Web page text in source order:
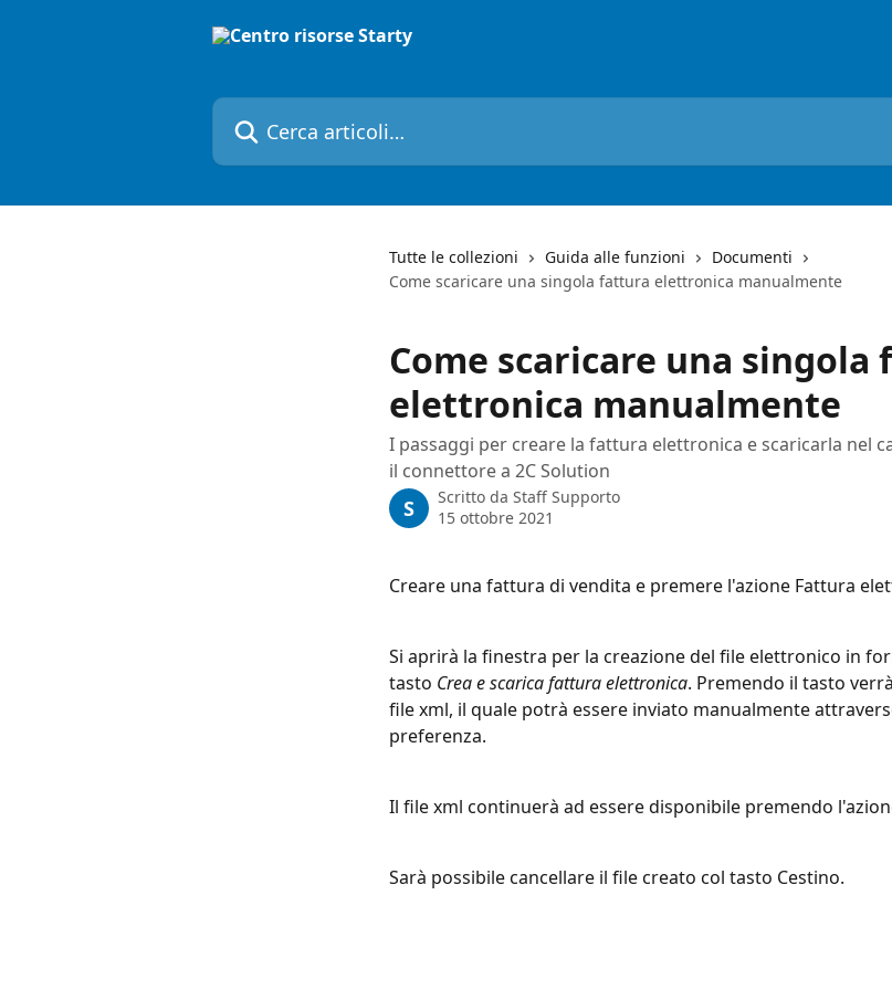
Cerca articoli…
Tutte le collezioni Guida alle funzioni
Documenti
Come scaricare una singola fattura elettronica manualmente
Come scaricare una singola
elettronica manualmente
I passaggi per creare la fattura elettronica e scaricarla nel
il connettore a 2C Solution
S Scritto da Staff Supporto
15 ottobre 2021
Creare una fattura di vendita e premere l'azione Fattura
Si aprirà la finestra per la creazione del file elettronico in
tasto Crea e scarica fattura elettronica. Premendo il tasto
file xml, il quale potrà essere inviato manualmente
preferenza.
Il file xml continuerà ad essere disponibile premendo
Sarà possibile cancellare il file creato col tasto Cestino.